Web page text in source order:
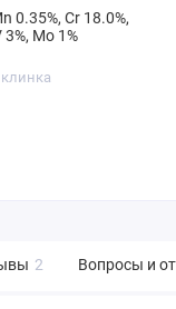
0.35%, Cr 18.0%,
3%, Mo 1%
2 Вопросы и